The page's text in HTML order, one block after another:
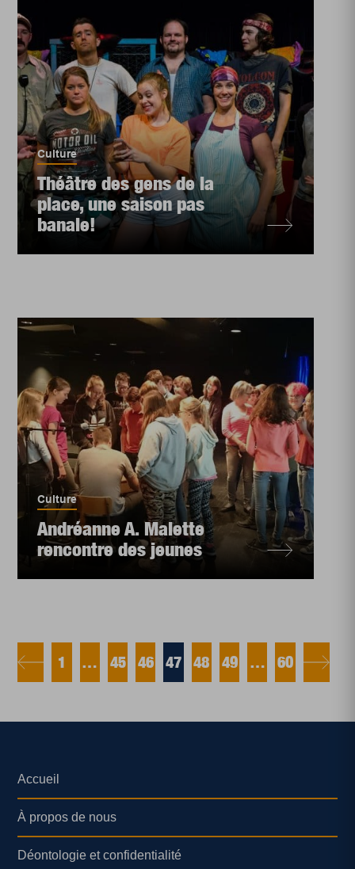
Culture
Théâtre des gens de la
place, une saison pas
banale!
Culture
Andréanne A. Malette
rencontre des jeunes
1 … 45 46 47 48 49 … 60
Accueil
À propos de nous
Déontologie et confidentialité